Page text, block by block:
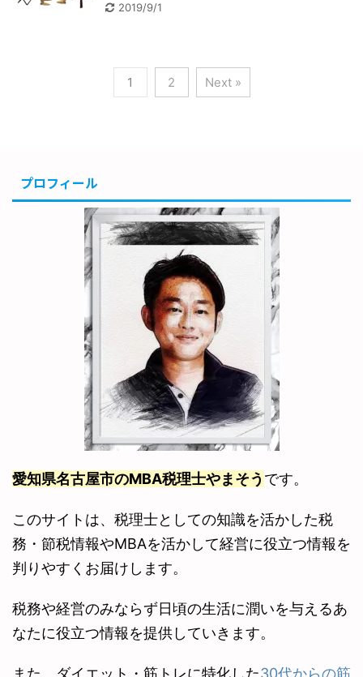
2019/9/1
1 2 Next »
プロフィール
愛知県名古屋市のMBA税理士やまそう です。
このサイトは、税理士としての知識を活かした税
務・節税情報やMBAを活かして経営に役立つ情報を
判りやすくお届けします。
税務や経営のみならず日頃の生活に潤いを与えるあ
なたに役立つ情報を提供していきます。
また、ダイエット・筋トレに特化した30代からの筋